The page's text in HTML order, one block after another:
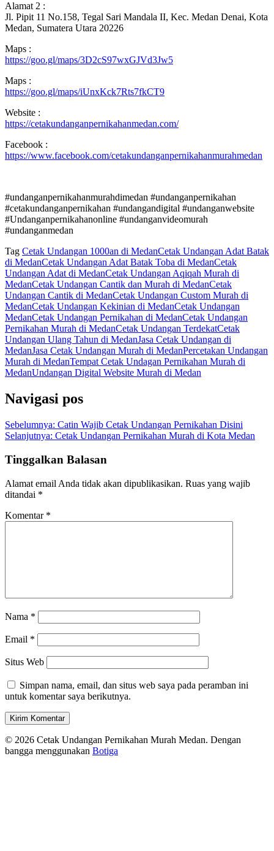
Alamat 2 :
Jl. Pipit 11 No.158, Tegal Sari Mandala II, Kec. Medan Denai, Kota
Medan, Sumatera Utara 20226
Maps :
https://goo.gl/maps/3D2cS97wxGJVd3Jw5
Maps :
https://goo.gl/maps/iUnxKck7Rts7fkCT9
Website :
https://cetakundanganpernikahanmedan.com/
Facebook :
https://www.facebook.com/cetakundanganpernikahanmurahmedan
#undanganpernikahanmurahdimedan #undanganpernikahan
#cetakundanganpernikahan #undangandigital #undanganwebsite
#Undanganpernikahanonline #undanganvideomurah
#undanganmedan
Tag Cetak Undangan 1000an di MedanCetak Undangan Adat Batak
di MedanCetak Undangan Adat Batak Toba di MedanCetak
Undangan Adat di MedanCetak Undangan Aqiqah Murah di
MedanCetak Undangan Cantik dan Murah di MedanCetak
Undangan Cantik di MedanCetak Undangan Custom Murah di
MedanCetak Undangan Kekinian di MedanCetak Undangan
MedanCetak Undangan Pernikahan di MedanCetak Undangan
Pernikahan Murah di MedanCetak Undangan TerdekatCetak
Undangan Ulang Tahun di MedanJasa Cetak Undangan di
MedanJasa Cetak Undangan Murah di MedanPercetakan Undangan
Murah di MedanTempat Cetak Undagan Pernikahan Murah di
MedanUndangan Digital Website Murah di Medan
Navigasi pos
Sebelumnya: Catin Wajib Cetak Undangan Pernikahan Disini
Selanjutnya: Cetak Undangan Pernikahan Murah di Kota Medan
Tinggalkan Balasan
Alamat email Anda tidak akan dipublikasikan. Ruas yang wajib
ditandai *
Komentar *
Nama *
Email *
Situs Web
Simpan nama, email, dan situs web saya pada peramban ini
untuk komentar saya berikutnya.
© 2026 Cetak Undangan Pernikahan Murah Medan. Dengan
bangga menggunakan Botiga